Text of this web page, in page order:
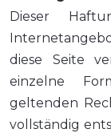
Dieser
diese Seite
einzelne
geltenden
vollständig